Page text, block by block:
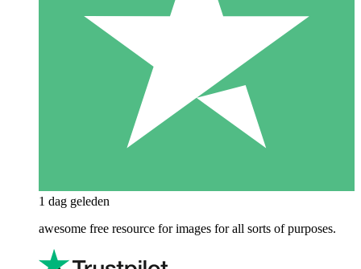
1 dag geleden
awesome free resource for images for all sorts of purposes.